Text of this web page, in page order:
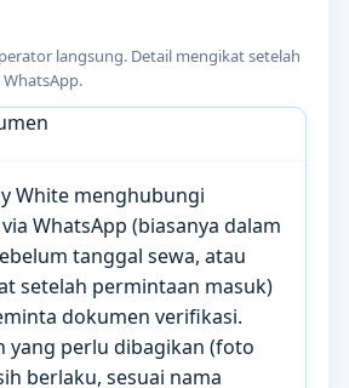
langsung. Detail mengikat setelah
White menghubungi
WhatsApp (biasanya dalam
tanggal sewa, atau
setelah permintaan masuk)
dokumen verifikasi.
yang perlu dibagikan (foto
berlaku, sesuai nama